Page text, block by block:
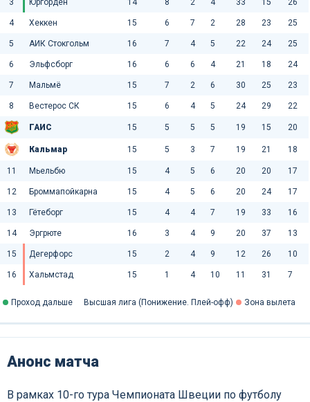
4 Хеккен 15 6 7 2 28 23 25
5 АИК Стокгольм 16 7 4 5 22 24 25
6 Эльфсборг 16 6 6 4 21 18 24
7 Мальмё 15 7 2 6 30 25 23
8 Вестерос СК 15 6 4 5 24 29 22
ГАИС 15 5 5 5 19 15 20
Кальмар 15 5 3 7 19 21 18
11 Мьельбю 15 4 5 6 20 20 17
12 Броммапойкарна 15 4 5 6 20 24 17
13 Гётеборг 15 4 4 7 19 33 16
14 Эргрюте 16 3 4 9 20 37 13
15 Дегерфорс 15 2 4 9 12 26 10
16 Хальмстад 15 1 4 10 11 31 7
Проход дальше Высшая лига (Понижение. Плей-офф) Зона вылета
Анонс матча
В рамках 10-го тура Чемпионата Швеции по футболу